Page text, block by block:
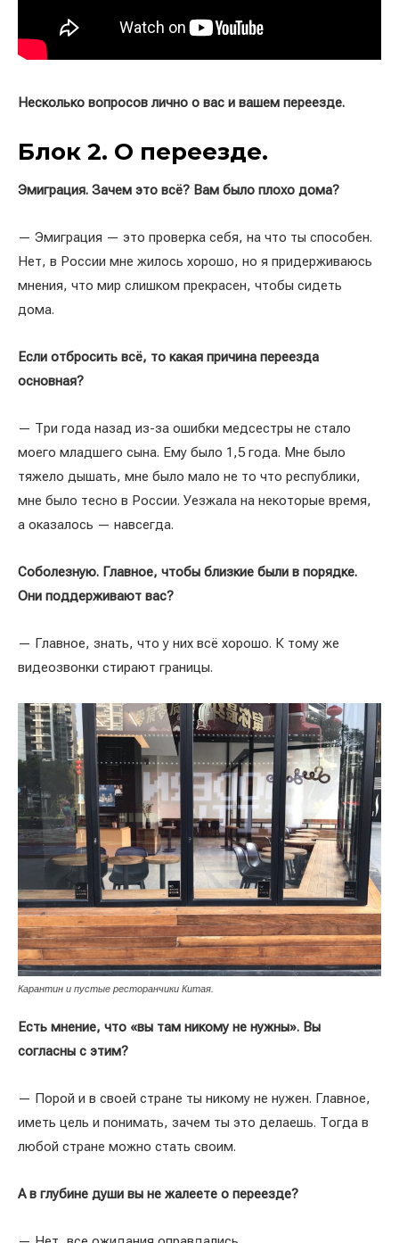
Несколько вопросов лично о вас и вашем переезде.
Блок 2. О переезде.
Эмиграция. Зачем это всё? Вам было плохо дома?
— Эмиграция — это проверка себя, на что ты способен.
Нет, в России мне жилось хорошо, но я придерживаюсь
мнения, что мир слишком прекрасен, чтобы сидеть
дома.
Если отбросить всё, то какая причина переезда
основная?
— Три года назад из-за ошибки медсестры не стало
моего младшего сына. Ему было 1,5 года. Мне было
тяжело дышать, мне было мало не то что республики,
мне было тесно в России. Уезжала на некоторые время,
а оказалось — навсегда.
Соболезную. Главное, чтобы близкие были в порядке.
Они поддерживают вас?
— Главное, знать, что у них всё хорошо. К тому же
видеозвонки стирают границы.
Карантин и пустые ресторанчики Китая.
Есть мнение, что «вы там никому не нужны». Вы
согласны с этим?
— Порой и в своей стране ты никому не нужен. Главное,
иметь цель и понимать, зачем ты это делаешь. Тогда в
любой стране можно стать своим.
А в глубине души вы не жалеете о переезде?